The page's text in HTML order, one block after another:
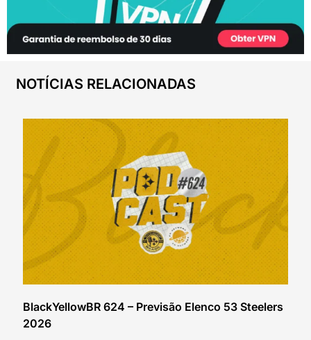
NOTÍCIAS RELACIONADAS
BlackYellowBR 624 – Previsão Elenco 53 Steelers
2026